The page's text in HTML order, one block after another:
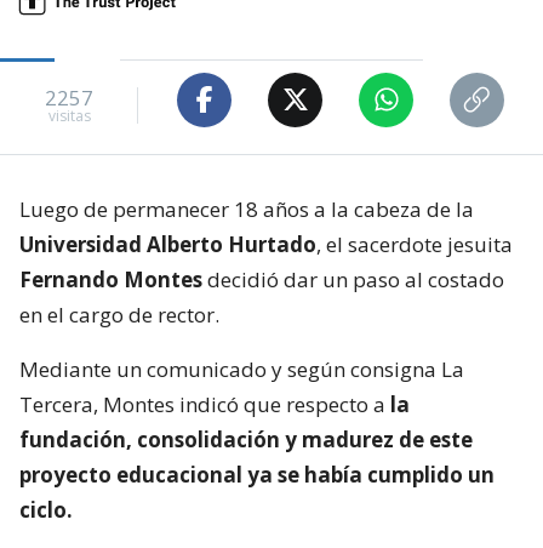
2257
visitas
Luego de permanecer 18 años a la cabeza de la
Universidad Alberto Hurtado, el sacerdote jesuita
Fernando Montesdecidió dar un paso al costado
en el cargo de rector.
Mediante un comunicado y según consigna La
Tercera, Montes indicó que respecto a la
fundación, consolidación y madurez de este
proyecto educacional ya se había cumplido un
ciclo.